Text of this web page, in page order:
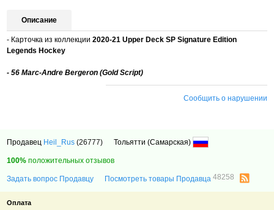
Описание
- Карточка из коллекции2020-21 Upper Deck SP Signature Edition
Legends Hockey
- 56 Marc-Andre Bergeron (Gold Script)
Сообщить о нарушении
Продавец Heil_Rus (26777) Тольятти (Самарская)
100% положительных отзывов
Задать вопрос Продавцу Посмотреть товары Продавца48258
Оплата